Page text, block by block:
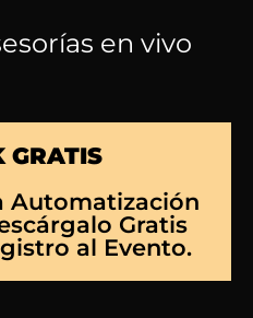
en vivo
GRATIS
Automatización
Gratis
al Evento.